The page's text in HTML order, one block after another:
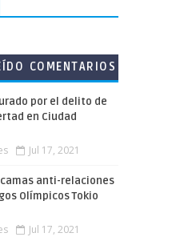
COMENTARIOS
por el delito de
en Ciudad
Jul 17, 2021
anti-relaciones
Olímpicos Tokio
Jul 17, 2021